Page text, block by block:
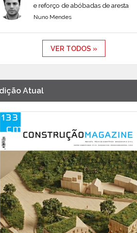
e reforço de abóbadas de aresta
Nuno Mendes
VER TODOS »
Atual